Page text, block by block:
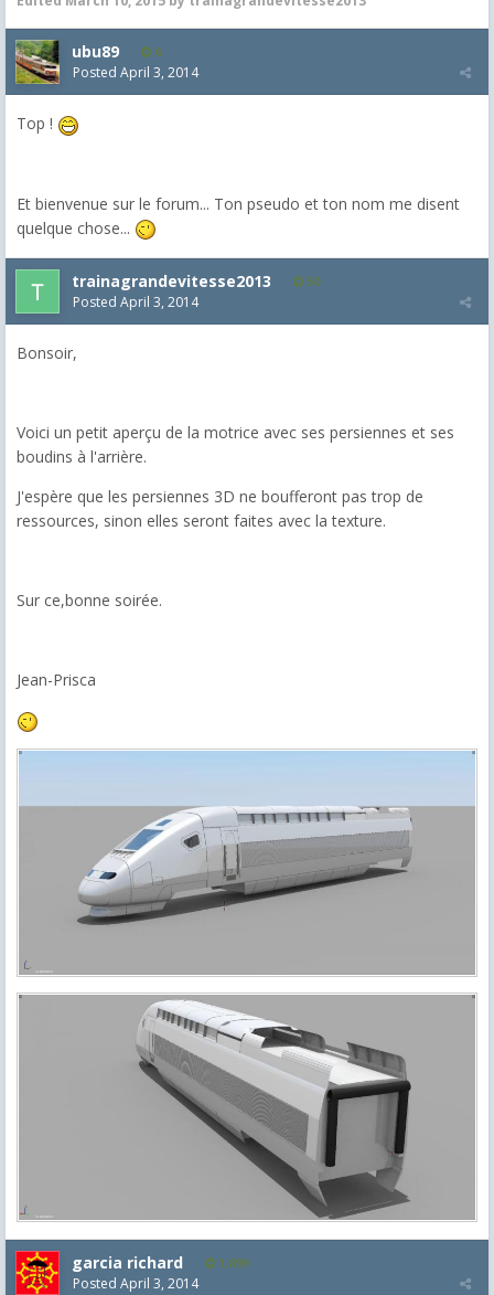
ubu89 6
Posted April 3, 2014
Top !
Et bienvenue sur le forum... Ton pseudo et ton nom me disent
quelque chose...
trainagrandevitesse2013 50
Posted April 3, 2014
Bonsoir,
Voici un petit aperçu de la motrice avec ses persiennes et ses
boudins à l'arrière.
J'espère que les persiennes 3D ne boufferont pas trop de
ressources, sinon elles seront faites avec la texture.
Sur ce,bonne soirée.
Jean-Prisca
garcia richard 1,899
Posted April 3, 2014